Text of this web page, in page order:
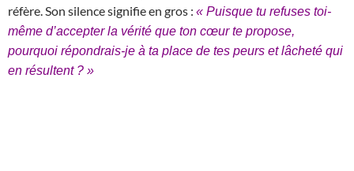
réfère. Son silence signifie en gros : « Puisque tu refuses toi-
même d’accepter la vérité que ton cœur te propose,
pourquoi répondrais-je à ta place de tes peurs et lâcheté qui
en résultent ? »